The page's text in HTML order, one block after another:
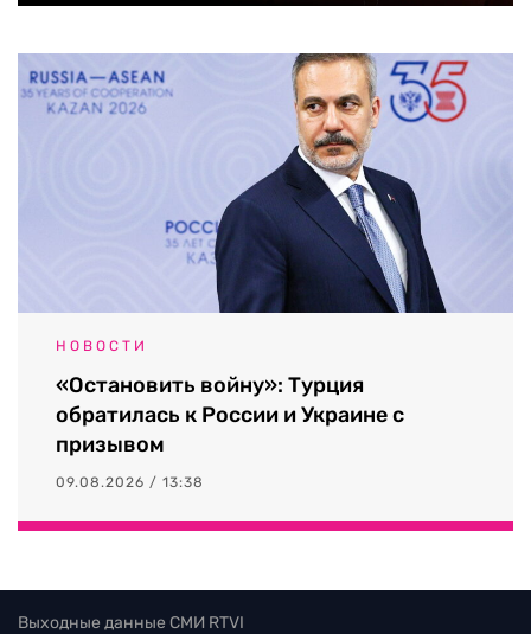
НОВОСТИ
«Остановить войну»: Турция
обратилась к России и Украине с
призывом
09.08.2026 / 13:38
Выходные данные СМИ RTVI